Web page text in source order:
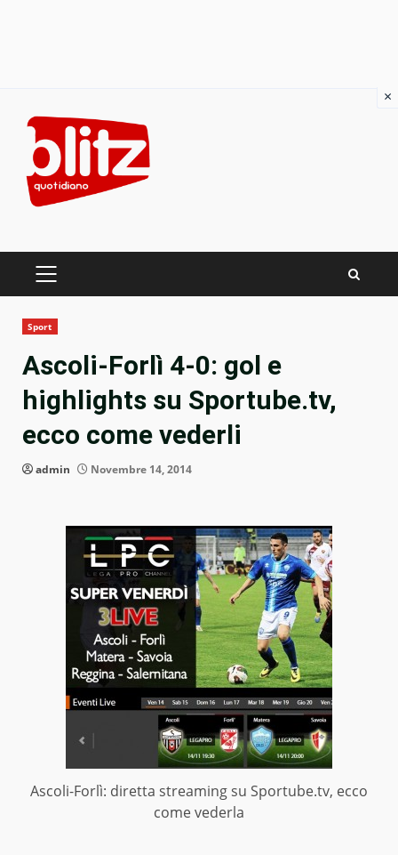
content
PRIMARY
Sport
Ascoli-Forlì 4-0: gol e
highlights su Sportube.tv,
ecco come vederli
admin Novembre 14, 2014
Ascoli-Forlì: diretta streaming su Sportube.tv, ecco
come vederla
×